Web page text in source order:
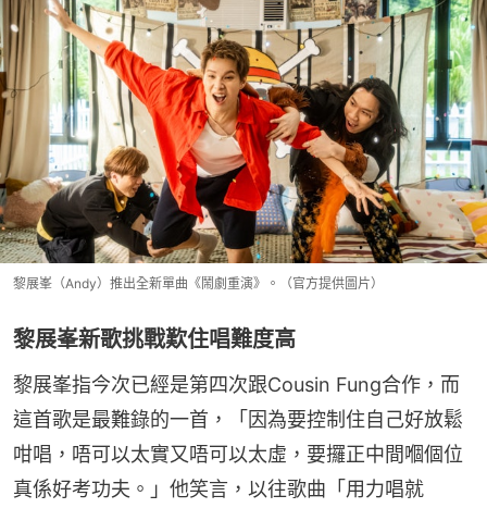
黎展峯（Andy）推出全新單曲《鬧劇重演》。（官方提供圖片）
黎展峯新歌挑戰歎住唱難度高
黎展峯指今次已經是第四次跟Cousin Fung合作，而
這首歌是最難錄的一首，「因為要控制住自己好放鬆
咁唱，唔可以太實又唔可以太虛，要攞正中間嗰個位
真係好考功夫。」他笑言，以往歌曲「用力唱就